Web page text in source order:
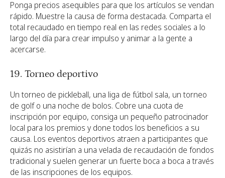
Ponga precios asequibles para que los artículos se vendan
rápido. Muestre la causa de forma destacada. Comparta el
total recaudado en tiempo real en las redes sociales a lo
largo del día para crear impulso y animar a la gente a
acercarse.
19. Torneo deportivo
Un torneo de pickleball, una liga de fútbol sala, un torneo
de golf o una noche de bolos. Cobre una cuota de
inscripción por equipo, consiga un pequeño patrocinador
local para los premios y done todos los beneficios a su
causa. Los eventos deportivos atraen a participantes que
quizás no asistirían a una velada de recaudación de fondos
tradicional y suelen generar un fuerte boca a boca a través
de las inscripciones de los equipos.